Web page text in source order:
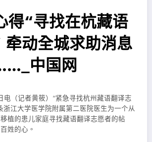
得“寻找在杭藏语
牵动全城求助消息
中国网
电（记者黄筱）“紧急寻找杭州藏语翻译志
浙江大学医学院附属第二医院医生为一个从
植的患儿家庭寻找藏语翻译志愿者的帖
姓的心。